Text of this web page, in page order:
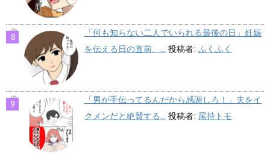
「何も知らない二人でいられる最後の日」妊娠
を伝える日の直前、... 投稿者: ふくふく
「男が手伝ってるんだから感謝しろ！」夫をイ
クメンだと絶賛する... 投稿者: 尾持トモ